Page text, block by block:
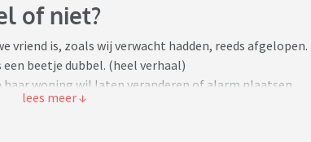
of niet?
vriend is, zoals wij verwacht hadden, reeds afgelopen.
beetje dubbel. (heel verhaal)
woning wil laten veranderen of alarm plaatsen